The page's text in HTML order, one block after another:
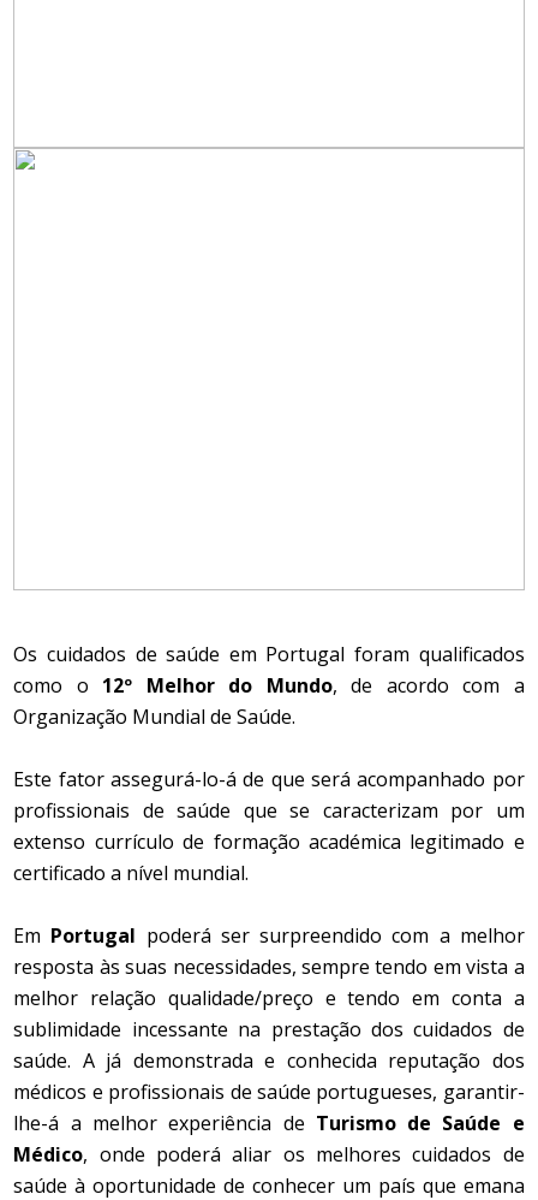
Os cuidados de saúde em Portugal foram qualificados
como o 12º Melhor do Mundo, de acordo com a
Organização Mundial de Saúde.
Este fator assegurá-lo-á de que será acompanhado por
profissionais de saúde que se caracterizam por um
extenso currículo de formação académica legitimado e
certificado a nível mundial.
Em Portugal poderá ser surpreendido com a melhor
resposta às suas necessidades, sempre tendo em vista a
melhor relação qualidade/preço e tendo em conta a
sublimidade incessante na prestação dos cuidados de
saúde. A já demonstrada e conhecida reputação dos
médicos e profissionais de saúde portugueses, garantir-
lhe-á a melhor experiência de Turismo de Saúde e
Médico, onde poderá aliar os melhores cuidados de
saúde à oportunidade de conhecer um país que emana